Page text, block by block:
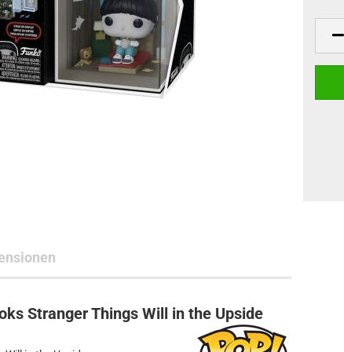
Toys
Subjects
Stranger Things Will in the Upside